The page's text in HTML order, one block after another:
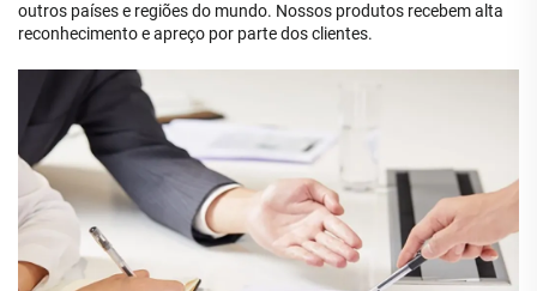
outros países e regiões do mundo. Nossos produtos recebem alta
reconhecimento e apreço por parte dos clientes.